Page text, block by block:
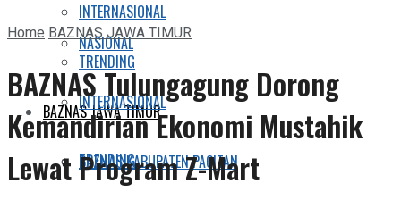
INTERNASIONAL
TRENDING
BAZNAS JAWA TIMUR
BAZNAS KABUPATEN PACITAN
NASIONAL
INTERNASIONAL
TRENDING
HomeBAZNAS JAWA TIMUR
BAZNAS Tulungagung Dorong
Kemandirian Ekonomi Mustahik
Lewat Program Z-Mart